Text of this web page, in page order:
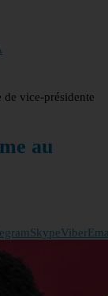
de vice-présidente
au
SkypeViber